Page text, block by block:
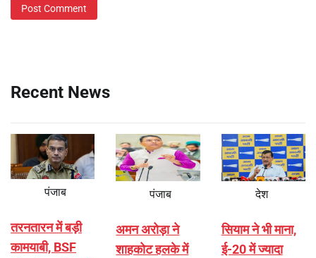
Recent News
पंजाब
तरनतारन में बड़ी
कामयाबी, BSF
पंजाब
अमन अरोड़ा ने
शाहकोट हलके में
देश
सियाम ने भी माना,
ई-20 में ज्यादा